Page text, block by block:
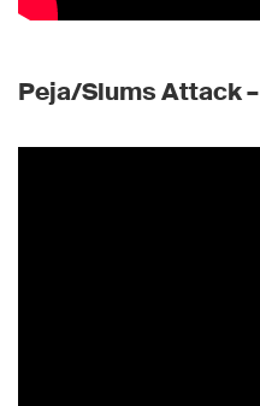
Peja/Slums Attack –